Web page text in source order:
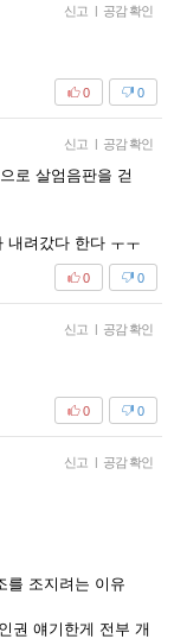
신고 | 공감 확인
0
0
신고 | 공감 확인
로 살엄음판을 걷
내려갔다 한다 ㅜㅜ
0
0
신고 | 공감 확인
0
0
신고 | 공감 확인
를 조지려는 이유
권 얘기한게 전부 개